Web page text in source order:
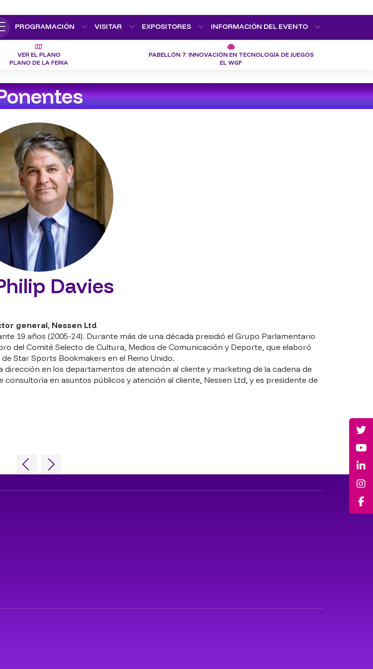
PROGRAMACIÓN VISITAR EXPOSITORES INFORMACIÓN DEL EVENTO
VER EL PLANO
PLANO DE LA FERIA
PABELLÓN 7: INNOVACIÓN EN TECNOLOGÍA DE JUEGOS
EL WGF
Davies
general, Nessen Ltd
19 años (2005-24). Durante más de una década presidió el Grupo Parlamentario
del Comité Selecto de Cultura, Medios de Comunicación y Deporte, que elaboró
Star Sports Bookmakers en el Reino Unido.
en los departamentos de atención al cliente y marketing de la cadena de
en asuntos públicos y atención al cliente, Nessen Ltd, y es presidente de